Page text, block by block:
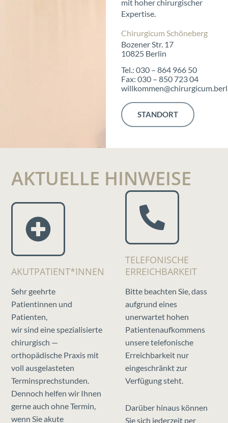
mit hoher chirurgischer
Expertise.
Chirurgicum Schöneberg
Bozener Str. 17
10825 Berlin
Tel.: 030 – 864 966 50
Fax: 030 – 850 723 04
STANDORT
AKTUELLE HINWEISE
AKUTPATIENT*INNEN
Sehr geehrte
Patientinnen und
Patienten,
wir sind eine spezialisierte
chirurgisch —
orthopädische Praxis mit
voll ausgelasteten
Terminsprechstunden.
Dennoch helfen wir Ihnen
gerne auch ohne Termin,
wenn Sie akute
TELEFONISCHE
ERREICHBARKEIT
Bitte beachten Sie, dass
aufgrund eines
unerwartet hohen
Patientenaufkommens
unsere telefonische
Erreichbarkeit nur
eingeschränkt zur
Verfügung steht.
Darüber hinaus können
Sie sich jederzeit per